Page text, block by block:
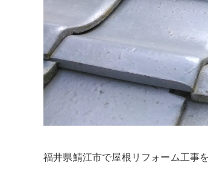
福井県鯖江市で屋根リフォーム工事